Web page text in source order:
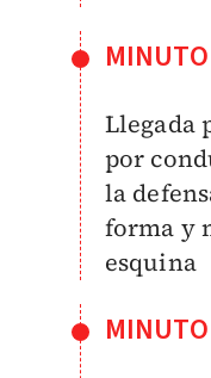
Llegada
por
la
forma y
esquina